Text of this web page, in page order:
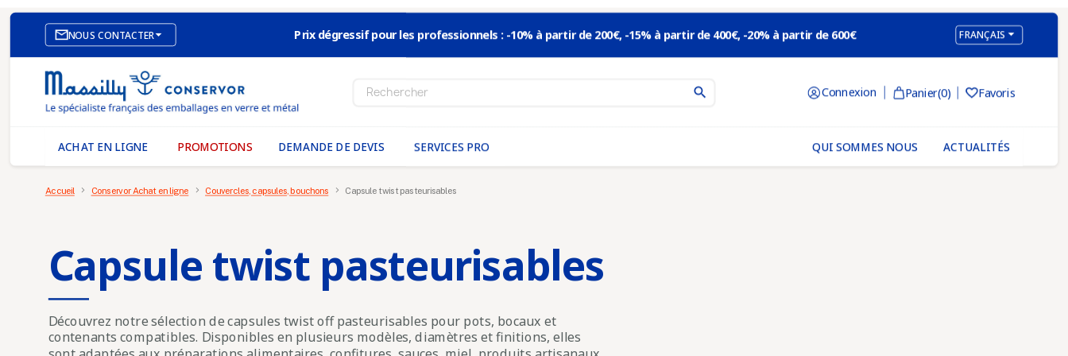
NOUS CONTACTER
SITE E-COMMERCE
NOS AGENCES
MASSILLY CONSERVOR
Prix dégressif pour les professionnels : -10% à partir de 200€, -15% à partir de 400€, -20% à partir de 600€ FRANÇAIS
search Connexion Panier(0) Favoris
ACHAT EN LIGNE PROMOTIONS DEMANDE DE DEVIS SERVICES PRO ACTUALITÉS
QUI SOMMES NOUS
Accueil Conservor Achat en ligne Couvercles, capsules, bouchons Capsule twist pasteurisables
Capsule twist pasteurisables
Découvrez notre sélection de capsules twist off pasteurisables pour pots, bocaux et
contenants compatibles. Disponibles en plusieurs modèles, diamètres et finitions, elles